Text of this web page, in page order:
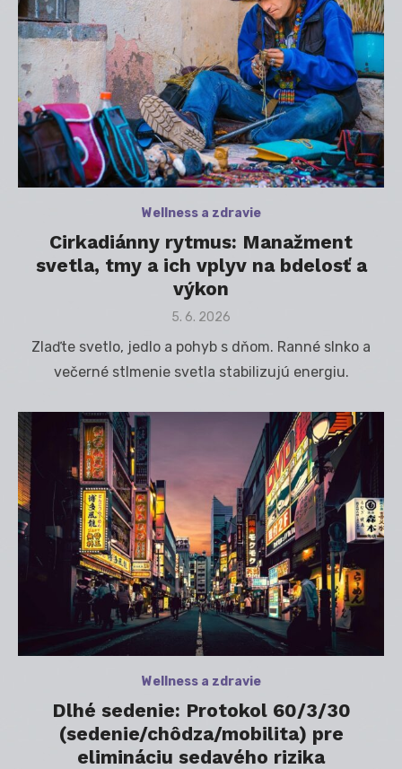
Wellness a zdravie
Cirkadiánny rytmus: Manažment
svetla, tmy a ich vplyv na bdelosť a
výkon
Posted
5. 6. 2026
Zlaďte svetlo, jedlo a pohyb s dňom. Ranné slnko a
večerné stlmenie svetla stabilizujú energiu.
Wellness a zdravie
Dlhé sedenie: Protokol 60/3/30
(sedenie/chôdza/mobilita) pre
elimináciu sedavého rizika